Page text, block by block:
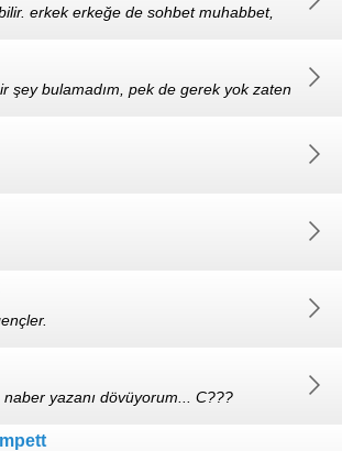
erkek erkeğe de sohbet muhabbet,
şey bulamadım, pek de gerek yok zaten
yazanı dövüyorum... C???